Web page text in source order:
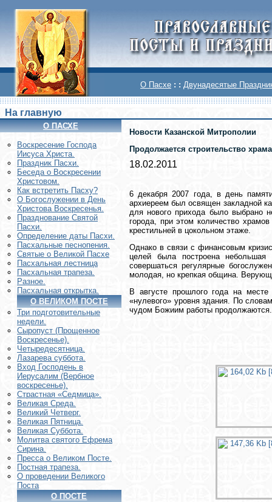
О Пасхе : : Двунадесятые
На главную
О ПАСХЕ
Воскреcение Господа
Иисуса Христа.
Праздник Пасхи.
Беседа о Воскресении
Христовом.
Как встретить Пасху?
О Богослужении в День
Христова Воскресенья.
Празднование Святой
Пасхи.
Определение даты Пасхи.
Пасхальные песнопения.
Святые о Великой Пасхе
Пасхальная лестница
Пасхальная трапеза.
Разное.
Пасхальная открытка.
О ВЕЛИКОМ ПОСТЕ
Три подготовительные
недели.
Сыропуст (Прощенное
Воскресенье).
Четыредесятница.
Лазарева суббота.
Вход Господень в
Иерусалим (Вербное
воскресенье).
Страстная «Седмица».
Великая Среда.
Великий Четверг.
Великая Пятница.
Великая Суббота.
Молитва святого Ефрема
Сирина.
Пресса о Великом Посте.
Постная трапеза.
О проведении Великого
Поста
О ПОСТЕ
Новости Казанской Митрополии
Продолжается строительство
18.02.2011
6 декабря 2007 года, в день
архиереем был освящен закладной
для нового прихода было выбрано
города, при этом количество
крестильней в цокольном этаже.
Однако в связи с финансовым
целей была построена
совершаться регулярные
молодая, но крепкая община.
В августе прошлого года на
«нулевого» уровня здания. По
чудом Божиим работы продолжаются.